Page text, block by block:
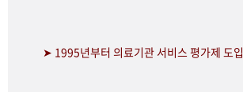
➤ 1995년부터 의료기관 서비스 평가제 도입